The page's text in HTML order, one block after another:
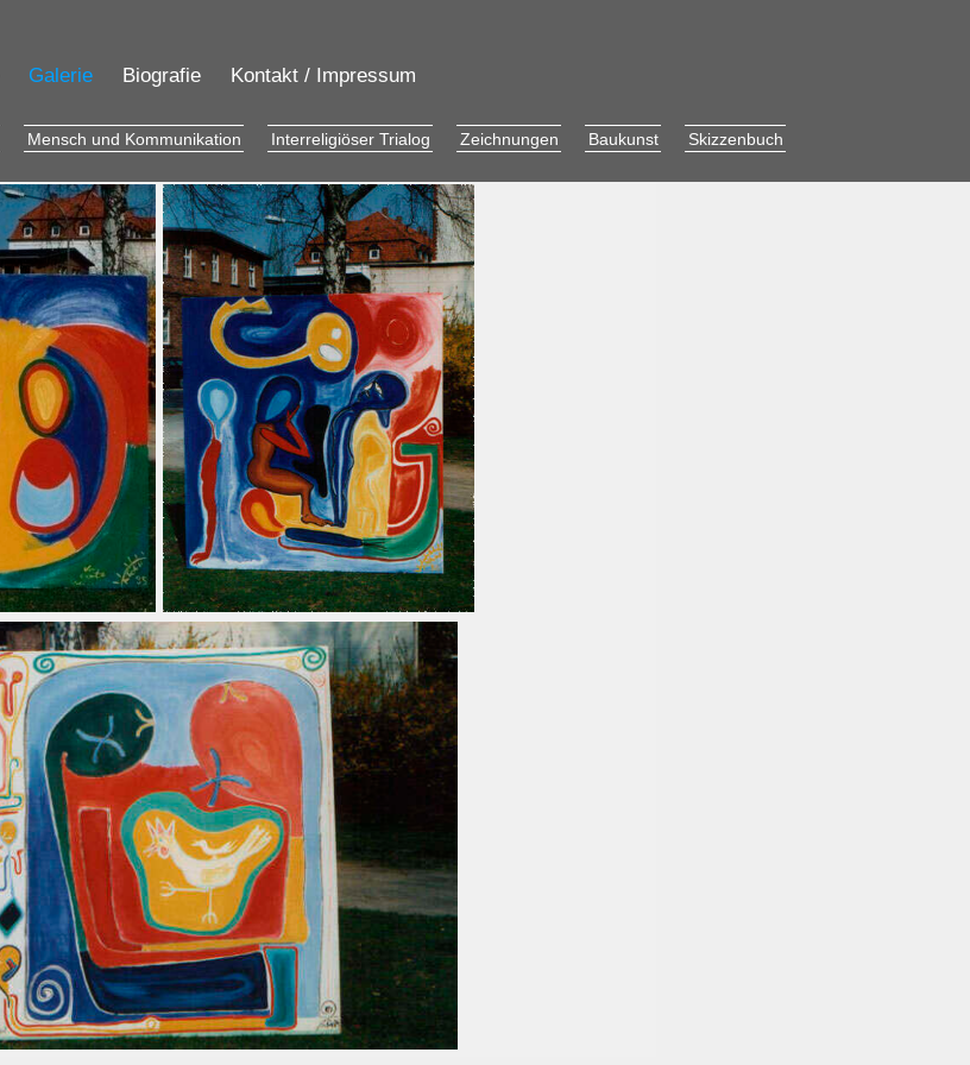
Galerie Biografie Kontakt / Impressum
Mensch und Kommunikation Interreligiöser Trialog Zeichnungen Baukunst Skizzenbuch